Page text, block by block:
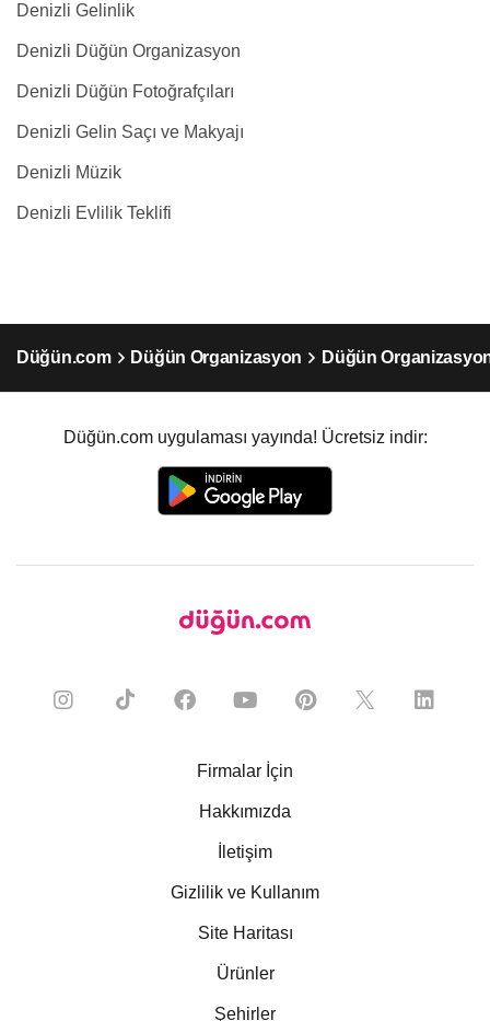
Denizli Gelinlik
Denizli Düğün Organizasyon
Denizli Düğün Fotoğrafçıları
Denizli Gelin Saçı ve Makyajı
Denizli Müzik
Denizli Evlilik Teklifi
Düğün.com Düğün Organizasyon Düğün
Düğün.com uygulaması yayında! Ücretsiz indir:
Firmalar İçin
Hakkımızda
İletişim
Gizlilik ve Kullanım
Site Haritası
Ürünler
Şehirler